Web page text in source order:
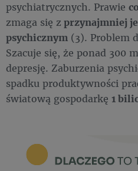
psychiatrycznych. Prawie
zmaga się z przynajmniej
psychicznym (3). Problem
Szacuje się, że ponad 300
depresję. Zaburzenia
spadku produktywności
światową gospodarkę 1